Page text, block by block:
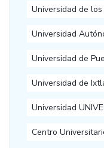
Universidad de los
Universidad
Universidad de
Universidad de
Universidad
Centro